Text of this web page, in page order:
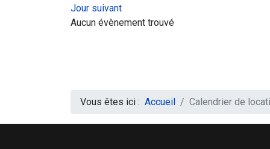
Jour suivant
Aucun évènement trouvé
Vous êtes ici : Accueil Calendrier de